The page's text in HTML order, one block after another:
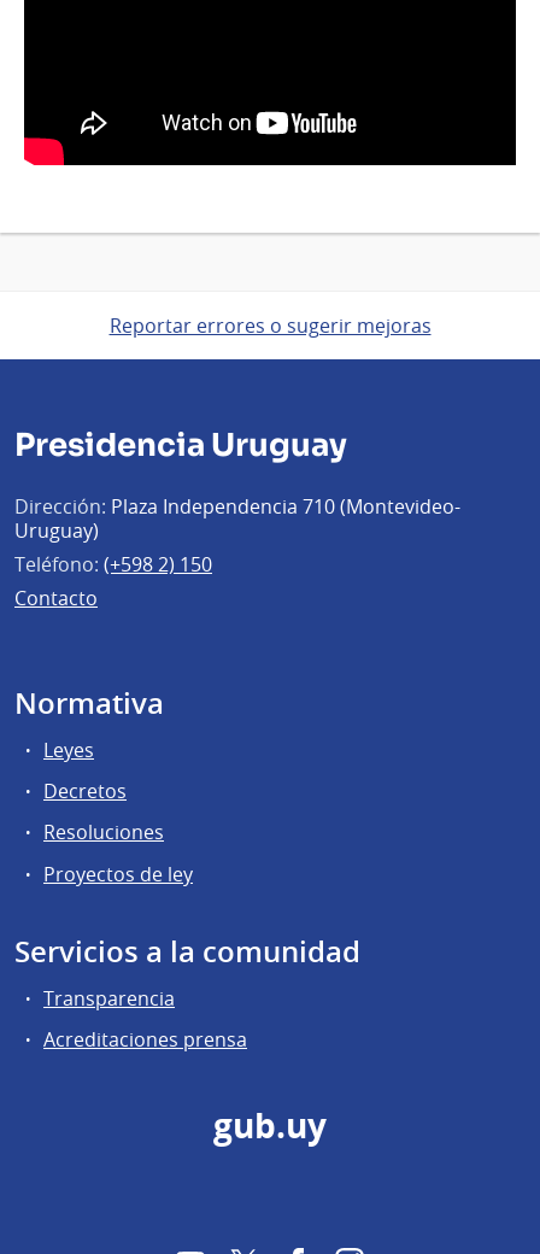
Reportar errores o sugerir mejoras
Presidencia Uruguay
Dirección: Plaza Independencia 710 (Montevideo-
Uruguay)
Teléfono: (+598 2) 150
Contacto
Normativa
Leyes
Decretos
Resoluciones
Proyectos de ley
Servicios a la comunidad
Transparencia
Acreditaciones prensa
gub.uy